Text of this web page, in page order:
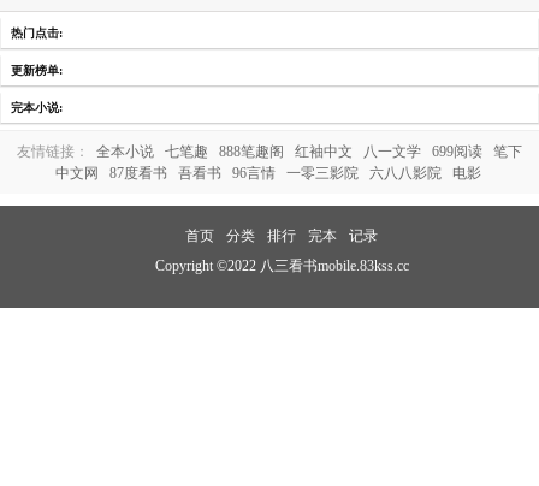
热门点击:
更新榜单:
完本小说:
友情链接： 全本小说 七笔趣 888笔趣阁 红袖中文 八一文学 699阅读
笔下
中文网
87度看书 吾看书 96言情 一零三影院 六八八影院 电影
首页 分类 排行 完本
记录
Copyright ©2022 八三看书mobile.83kss.cc